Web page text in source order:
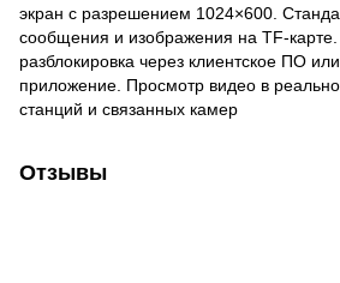
экран с разрешением 1024×600.
сообщения и изображения на TF-
разблокировка через клиентское ПО
приложение. Просмотр видео в
станций и связанных камер
Отзывы